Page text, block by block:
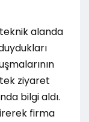
alanda
ziyaret
bilgi aldı.
firma